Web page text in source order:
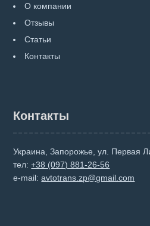
О компании
Отзывы
Статьи
Контакты
Контакты
Украина, Запорожье, ул. Первая
тел:+38 (097) 881-26-56
e-mail:avtotrans.zp@gmail.com